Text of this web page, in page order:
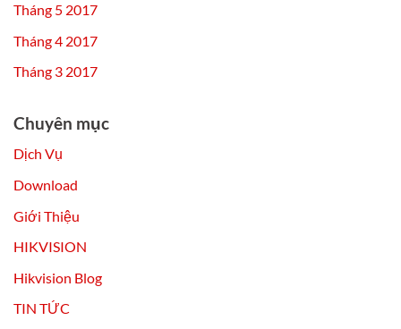
Tháng 5 2017
Tháng 4 2017
Tháng 3 2017
Chuyên mục
Dịch Vụ
Download
Giới Thiệu
HIKVISION
Hikvision Blog
TIN TỨC